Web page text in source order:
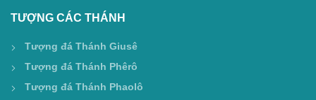
TƯỢNG CÁC THÁNH
Tượng đá Thánh Giusê
Tượng đá Thánh Phêrô
Tượng đá Thánh Phaolô